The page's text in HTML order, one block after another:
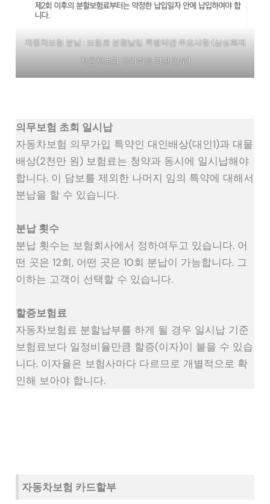
자동차보험 분납 : 보험료 분할납입 특별약관 주요사항 (삼성화재
자동차보험 다이렉트 약관 일부)
의무보험 초회 일시납
자동차보험 의무가입 특약인 대인배상(대인1)과 대물
배상(2천만 원) 보험료는 청약과 동시에 일시납해야
합니다. 이 담보를 제외한 나머지 임의 특약에 대해서
분납을 할 수 있습니다.
분납 횟수
분납 횟수는 보험회사에서 정하여두고 있습니다. 어
떤 곳은 12회, 어떤 곳은 10회 분납이 가능합니다. 그
이하는 고객이 선택할 수 있습니다.
할증보험료
자동차보험료 분할납부를 하게 될 경우 일시납 기준
보험료보다 일정비율만큼 할증(이자)이 붙을 수 있습
니다. 이자율은 보험사마다 다르므로 개별적으로 확
인해 보아야 합니다.
자동차보험 카드할부